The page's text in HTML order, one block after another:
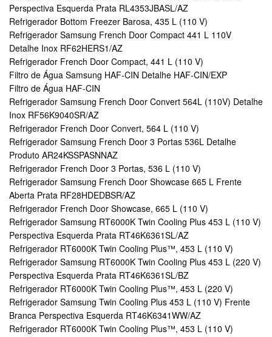
Perspectiva Esquerda Prata RL4353JBASL/AZ
Refrigerador Bottom Freezer Barosa, 435 L (110 V)
Refrigerador Samsung French Door Compact 441 L 110V
Detalhe Inox RF62HERS1/AZ
Refrigerador French Door Compact, 441 L (110 V)
Filtro de Água Samsung HAF-CIN Detalhe HAF-CIN/EXP
Filtro de Água HAF-CIN
Refrigerador Samsung French Door Convert 564L (110V) Detalhe
Inox RF56K9040SR/AZ
Refrigerador French Door Convert, 564 L (110 V)
Refrigerador Samsung French Door 3 Portas 536L Detalhe
Produto AR24KSSPASNNAZ
Refrigerador French Door 3 Portas, 536 L (110 V)
Refrigerador Samsung French Door Showcase 665 L Frente
Aberta Prata RF28HDEDBSR/AZ
Refrigerador French Door Showcase, 665 L (110 V)
Refrigerador Samsung RT6000K Twin Cooling Plus 453 L (110 V)
Perspectiva Esquerda Prata RT46K6361SL/AZ
Refrigerador RT6000K Twin Cooling Plus™, 453 L (110 V)
Refrigerador Samsung RT6000K Twin Cooling Plus 453 L (220 V)
Perspectiva Esquerda Prata RT46K6361SL/BZ
Refrigerador RT6000K Twin Cooling Plus™, 453 L (220 V)
Refrigerador Samsung Twin Cooling Plus 453 L (110 V) Frente
Branca Perspectiva Esquerda RT46K6341WW/AZ
Refrigerador RT6000K Twin Cooling Plus™, 453 L (110 V)